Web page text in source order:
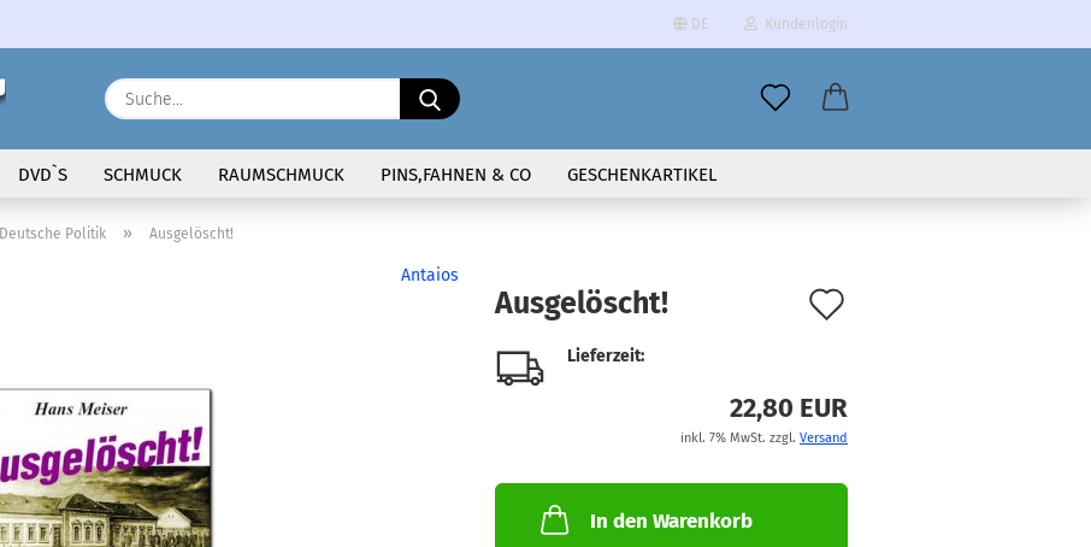
DE
Sprache auswählen
Kundenlogin
Konto erstellen
Suche...
DVD`S SCHMUCK RAUMSCHMUCK PINS,FAHNEN & CO GESCHENKARTIKEL
Deutsche Politik » Ausgelöscht!
Antaios
Ausgelöscht!
Lieferzeit:
22,80 EUR
inkl. 7% MwSt. zzgl. Versand
In den Warenkorb